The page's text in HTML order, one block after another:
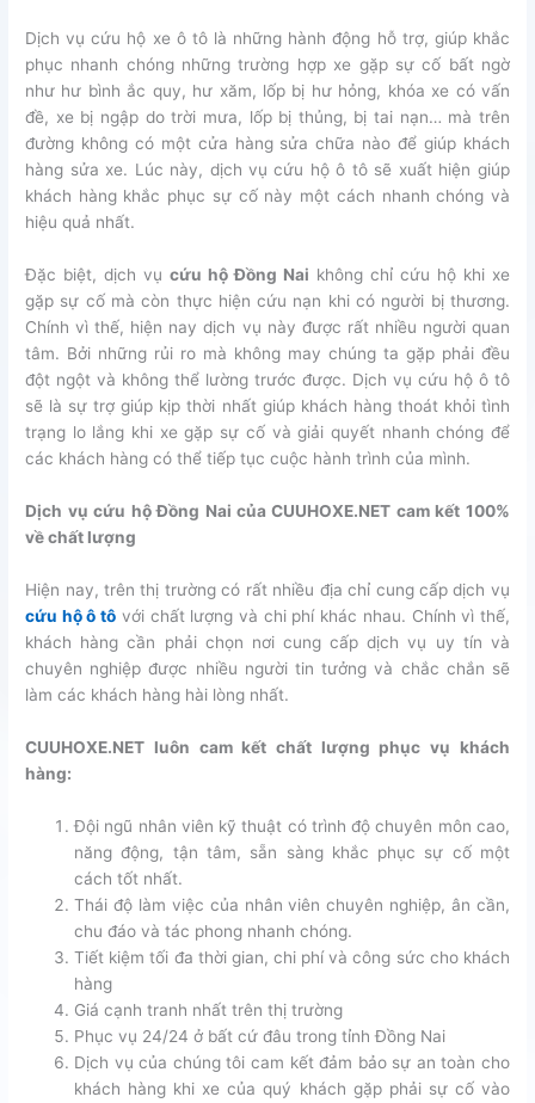
Dịch vụ cứu hộ xe ô tô là những hành động hỗ trợ, giúp khắc
phục nhanh chóng những trường hợp xe gặp sự cố bất ngờ
như hư bình ắc quy, hư xăm, lốp bị hư hỏng, khóa xe có vấn
đề, xe bị ngập do trời mưa, lốp bị thủng, bị tai nạn… mà trên
đường không có một cửa hàng sửa chữa nào để giúp khách
hàng sửa xe. Lúc này, dịch vụ cứu hộ ô tô sẽ xuất hiện giúp
khách hàng khắc phục sự cố này một cách nhanh chóng và
hiệu quả nhất.
Đặc biệt, dịch vụcứu hộ Đồng Nai không chỉ cứu hộ khi xe
gặp sự cố mà còn thực hiện cứu nạn khi có người bị thương.
Chính vì thế, hiện nay dịch vụ này được rất nhiều người quan
tâm. Bởi những rủi ro mà không may chúng ta gặp phải đều
đột ngột và không thể lường trước được. Dịch vụ cứu hộ ô tô
sẽ là sự trợ giúp kịp thời nhất giúp khách hàng thoát khỏi tình
trạng lo lắng khi xe gặp sự cố và giải quyết nhanh chóng để
các khách hàng có thể tiếp tục cuộc hành trình của mình.
Dịch vụ cứu hộ Đồng Nai của CUUHOXE.NET cam kết 100%
về chất lượng
Hiện nay, trên thị trường có rất nhiều địa chỉ cung cấp dịch vụ
cứu hộ ô tô với chất lượng và chi phí khác nhau. Chính vì thế,
khách hàng cần phải chọn nơi cung cấp dịch vụ uy tín và
chuyên nghiệp được nhiều người tin tưởng và chắc chắn sẽ
làm các khách hàng hài lòng nhất.
CUUHOXE.NET luôn cam kết chất lượng phục vụ khách
hàng:
Đội ngũ nhân viên kỹ thuật có trình độ chuyên môn cao,
năng động, tận tâm, sẵn sàng khắc phục sự cố một
cách tốt nhất.
Thái độ làm việc của nhân viên chuyên nghiệp, ân cần,
chu đáo và tác phong nhanh chóng.
Tiết kiệm tối đa thời gian, chi phí và công sức cho khách
hàng
Giá cạnh tranh nhất trên thị trường
Phục vụ 24/24 ở bất cứ đâu trong tỉnh Đồng Nai
Dịch vụ của chúng tôi cam kết đảm bảo sự an toàn cho
khách hàng khi xe của quý khách gặp phải sự cố vào